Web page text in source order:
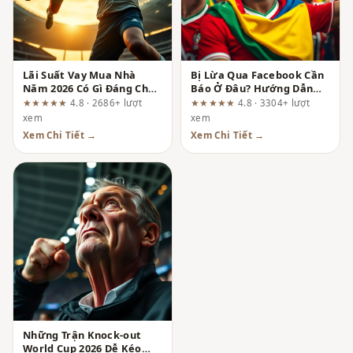
Lãi Suất Vay Mua Nhà
Năm 2026 Có Gì Đáng Chú
Ý? Cơ Hội Cho Người Trẻ
Sở Hữu Tổ Ấm
★★★★★ 4.8 · 2686+ lượt
xem
Xem Chi Tiết →
Bị Lừa Qua Facebook Cần
Báo Ở Đâu? Hướng Dẫn
Chi Tiết Để Lấy Lại Quyền
Lợi
★★★★★ 4.8 · 3304+ lượt
xem
Xem Chi Tiết →
Những Trận Knock-out
World Cup 2026 Dễ Kéo